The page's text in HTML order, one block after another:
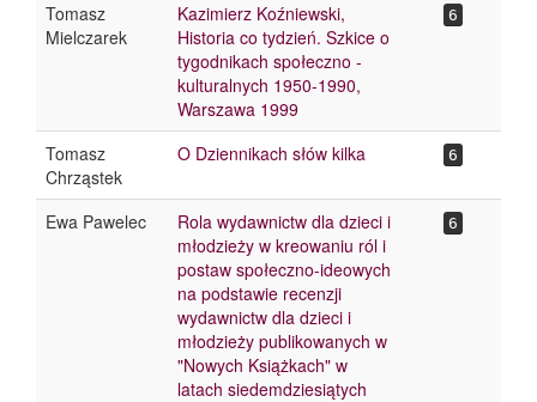
Tomasz
Mielczarek
Kazimierz Koźniewski,
Historia co tydzień. Szkice o
tygodnikach społeczno -
kulturalnych 1950-1990,
Warszawa 1999
6
Tomasz
Chrząstek
O Dziennikach słów kilka 6
Ewa Pawelec
Rola wydawnictw dla dzieci i
młodzieży w kreowaniu ról i
postaw społeczno-ideowych
na podstawie recenzji
wydawnictw dla dzieci i
młodzieży publikowanych w
"Nowych Książkach" w
latach siedemdziesiątych
6